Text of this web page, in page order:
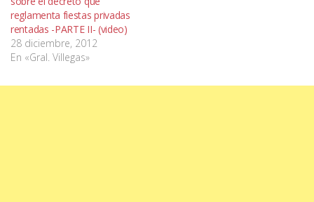
reglamenta fiestas privadas
rentadas -PARTE II- (video)
28 diciembre, 2012
En «Gral. Villegas»